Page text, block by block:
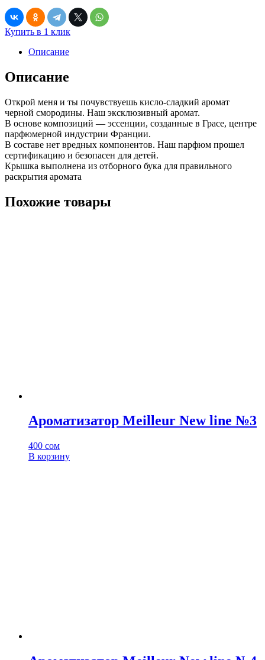
"Черная
смородина"
Купить в 1 клик
Описание
Описание
Открой меня и ты почувствуешь кисло-сладкий аромат
черной смородины. Наш эксклюзивный аромат.
В основе композиций — эссенции, созданные в Грасе, центре
парфюмерной индустрии Франции.
В составе нет вредных компонентов. Наш парфюм прошел
сертификацию и безопасен для детей.
Крышка выполнена из отборного бука для правильного
раскрытия аромата
Похожие товары
Ароматизатор Meilleur New line №3
400 сом
В корзину